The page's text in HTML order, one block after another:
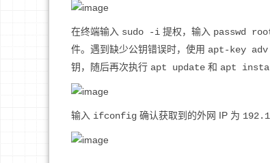
在终端输入 sudo -i 提权，输入 passwd
件。遇到缺少公钥错误时，使用 apt-key adv
钥，随后再次执行 apt update 和 apt
输入 ifconfig 确认获取到的外网 IP 为